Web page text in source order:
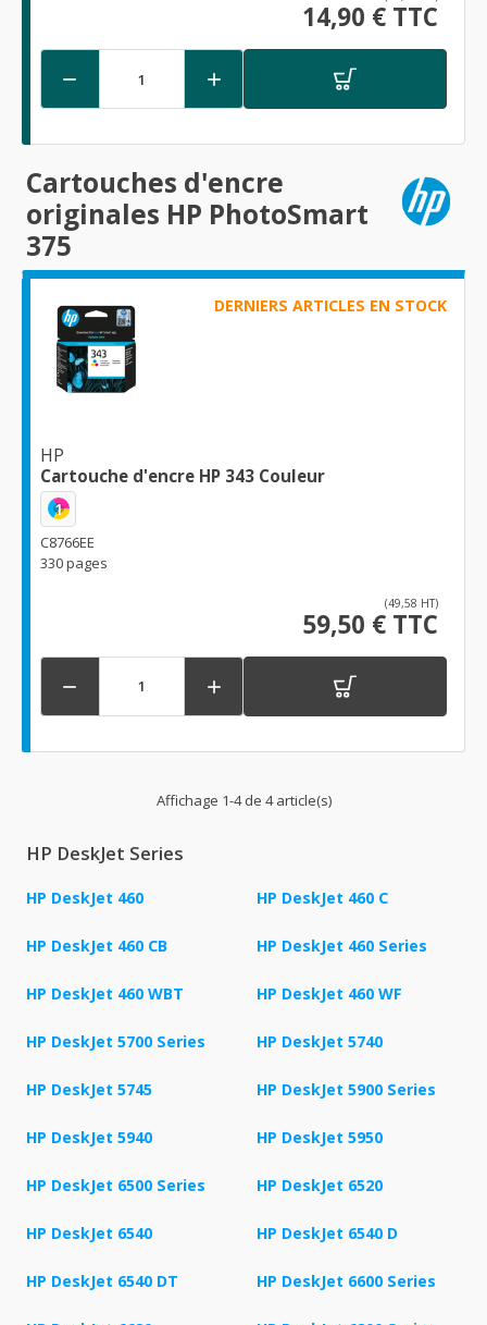
14,90 € TTC
 
Cartouches d'encre
originales HP PhotoSmart
375
DERNIERS ARTICLES EN STOCK
HP
Cartouche d'encre HP 343 Couleur
1
C8766EE
330 pages
(49,58 HT)
59,50 € TTC
 
Affichage 1-4 de 4 article(s)
HP DeskJet Series
HP DeskJet 460 HP DeskJet 460 C
HP DeskJet 460 CB HP DeskJet 460 Series
HP DeskJet 460 WBT HP DeskJet 460 WF
HP DeskJet 5700 Series HP DeskJet 5740
HP DeskJet 5745 HP DeskJet 5900 Series
HP DeskJet 5940 HP DeskJet 5950
HP DeskJet 6500 Series HP DeskJet 6520
HP DeskJet 6540 HP DeskJet 6540 D
HP DeskJet 6540 DT HP DeskJet 6600 Series